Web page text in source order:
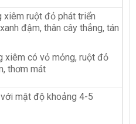
xiêm ruột đỏ phát triển
đậm, thân cây thẳng, tán
xiêm có vỏ mỏng, ruột đỏ
thơm mát
mật độ khoảng 4-5